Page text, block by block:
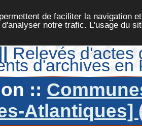
de faciliter la navigation
notre trafic. L'usage du
Relevés d'actes
d'archives en
::
Atlantiques]